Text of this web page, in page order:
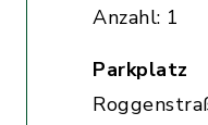
Anzahl: 1
Parkplatz